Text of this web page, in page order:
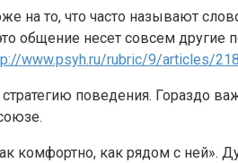
на то, что часто называют
несет совсем другие
www.psyh.ru/rubric/9/articles/
поведения. Гораздо
как рядом с ней».